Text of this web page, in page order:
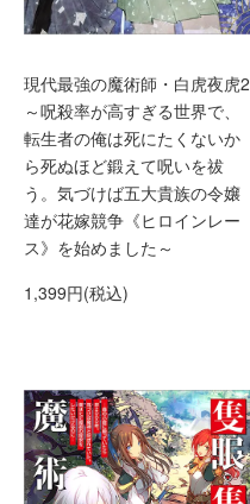
現代最強の魔術師・白虎夜虎2
～呪殺率が高すぎる世界で、
転生者の俺は死にたくないか
ら死ぬほど鍛えて呪いを祓
う。気づけば五大貴族の令嬢
達が花嫁競争《ヒロインレー
ス》を始めました～
1,399円(税込)